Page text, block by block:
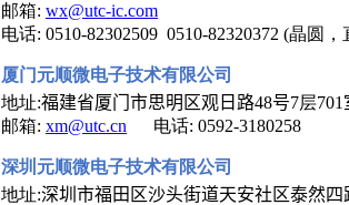
邮箱: wx@utc-ic.com
电话: 0510-82302509 0510-82320372 (晶圆
厦门元顺微电子技术有限公司
地址:福建省厦门市思明区观日路48号7层701
邮箱: xm@utc.cn 电话: 0592-3180258
深圳元顺微电子技术有限公司
地址:深圳市福田区沙头街道天安社区泰然四